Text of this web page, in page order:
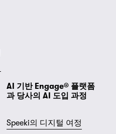
AI 기반 Engage® 플랫폼
과 당사의 AI 도입 과정
Speeki의 디지털 여정